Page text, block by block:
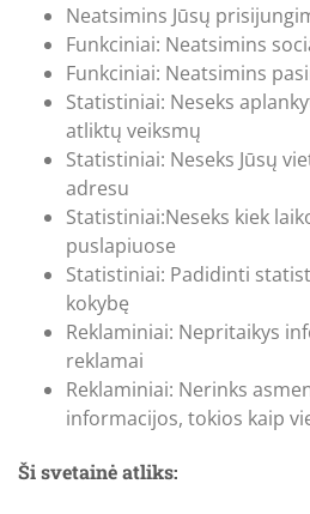
Neatsimins Jūsų
Funkciniai: Neatsimins
Funkciniai: Neatsimins
Statistiniai: Neseks
atliktų veiksmų
Statistiniai: Neseks Jūsų
adresu
Statistiniai:Neseks kiek
puslapiuose
Statistiniai: Padidinti
kokybę
Reklaminiai: Nepritaikys
reklamai
Reklaminiai: Nerinks
informacijos, tokios kaip
Ši svetainė atliks: